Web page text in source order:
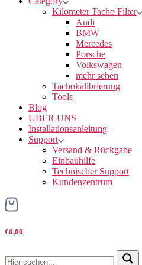
Kilometer Tacho Filter
Audi
BMW
Mercedes
Porsche
Volkswagen
mehr sehen
Tachokalibrierung
Tools
Blog
ÜBER UNS
Installationsanleitung
Support
Versand & Rückgabe
Einbauhilfe
Technischer Support
Kundenzentrum
€0,00